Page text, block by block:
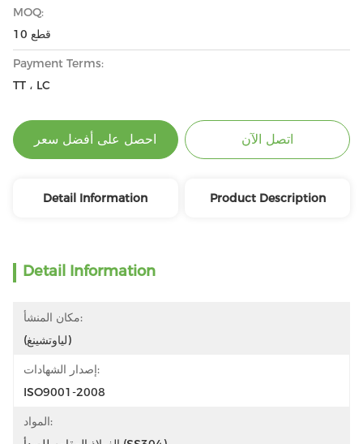
MOQ:
10 قطع
Payment Terms:
TT ، LC
احصل على أفضل سعر اتصل الآن
Detail Information Product Description
Detail Information
مكان المنشأ:
(لياوتشينغ)
إصدار الشهادات:
ISO9001-2008
المواد: